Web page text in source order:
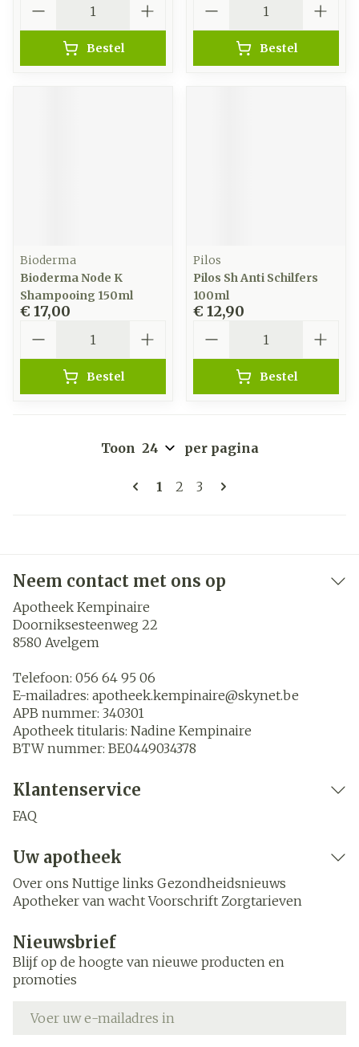
Bestel Bestel
Bioderma
Bioderma Node K
Shampooing 150ml
€ 17,00
Bestel
Pilos
Pilos Sh Anti Schilfers
100ml
€ 12,90
Bestel
Pagina's
U lees momenteel pagina
1 Pagina
2 Pagina
3
Toon per pagina
Neem contact met ons op
Apotheek Kempinaire
Doorniksesteenweg 22
8580 Avelgem
Telefoon: 056 64 95 06
E-mailadres: apotheek.kempinaire@skynet.be
APB nummer: 340301
Apotheek titularis: Nadine Kempinaire
BTW nummer: BE0449034378
Klantenservice
FAQ
Uw apotheek
Over ons Nuttige links Gezondheidsnieuws
Apotheker van wacht Voorschrift Zorgtarieven
Nieuwsbrief
Blijf op de hoogte van nieuwe producten en
promoties